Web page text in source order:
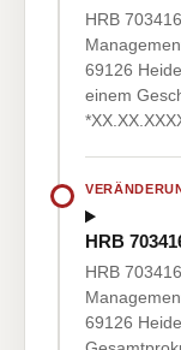
HRB
69126
einem
HRB
HRB
69126